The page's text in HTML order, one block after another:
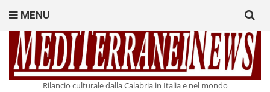
Rilancio culturale dalla Calabria in Italia e nel mondo
MENU
for: